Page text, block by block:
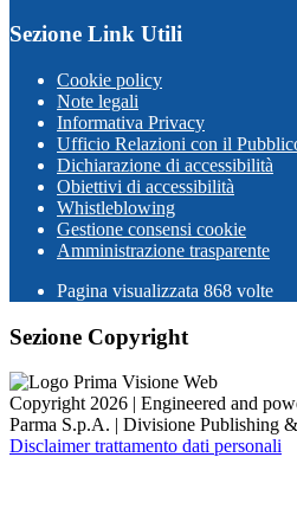
Sezione Link Utili
Cookie policy
Note legali
Informativa Privacy
Ufficio Relazioni con il
Dichiarazione di accessibilità
Obiettivi di accessibilità
Whistleblowing
Gestione consensi cookie
Amministrazione trasparente
Pagina visualizzata 868 volte
Sezione Copyright
Copyright 2026 | Engineered and
Parma S.p.A. | Divisione Publishing
Disclaimer trattamento dati personali